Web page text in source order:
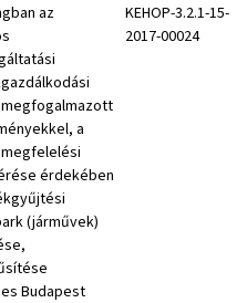
az
a
érdekében
(járművek)
Budapest
KEHOP-3.2.1-15-
2017-00024